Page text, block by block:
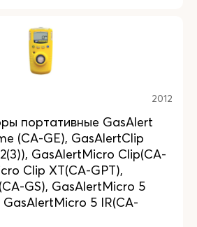
2012
портативные GasAlert
(CA-GE), GasAlertClip
GasAlertMicro Clip(CA-
Clip XT(CA-GPT),
GS), GasAlertMicro 5
GasAlertMicro 5 IR(CA-